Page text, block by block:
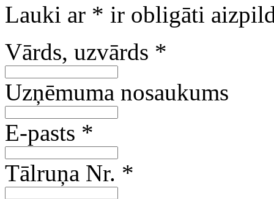
Lauki ar * ir obligāti
Vārds, uzvārds *
Uzņēmuma nosaukums
E-pasts *
Tālruņa Nr. *